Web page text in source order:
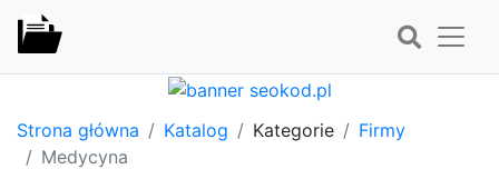
Strona główna Katalog Kategorie
Firmy
Medycyna